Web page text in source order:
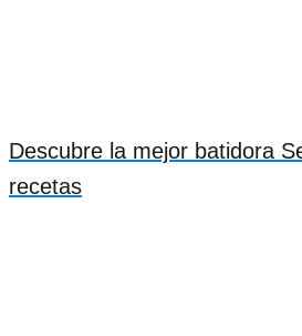
Descubre la mejor batidora
recetas